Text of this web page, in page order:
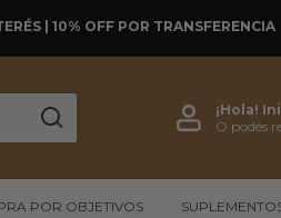
| 10% OFF POR TRANSFERENCIA
¡Hola!
O podés
POR OBJETIVOS